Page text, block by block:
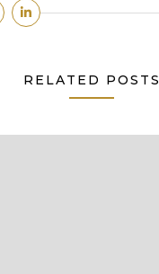
RELATED POSTS